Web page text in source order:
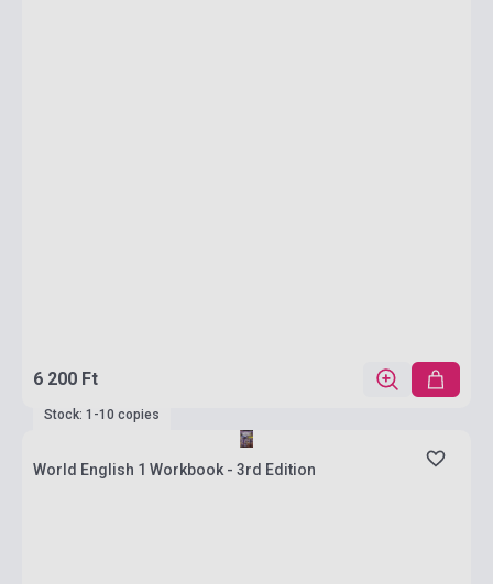
6 200 Ft
Stock: 1-10 copies
World English 1 Workbook - 3rd Edition